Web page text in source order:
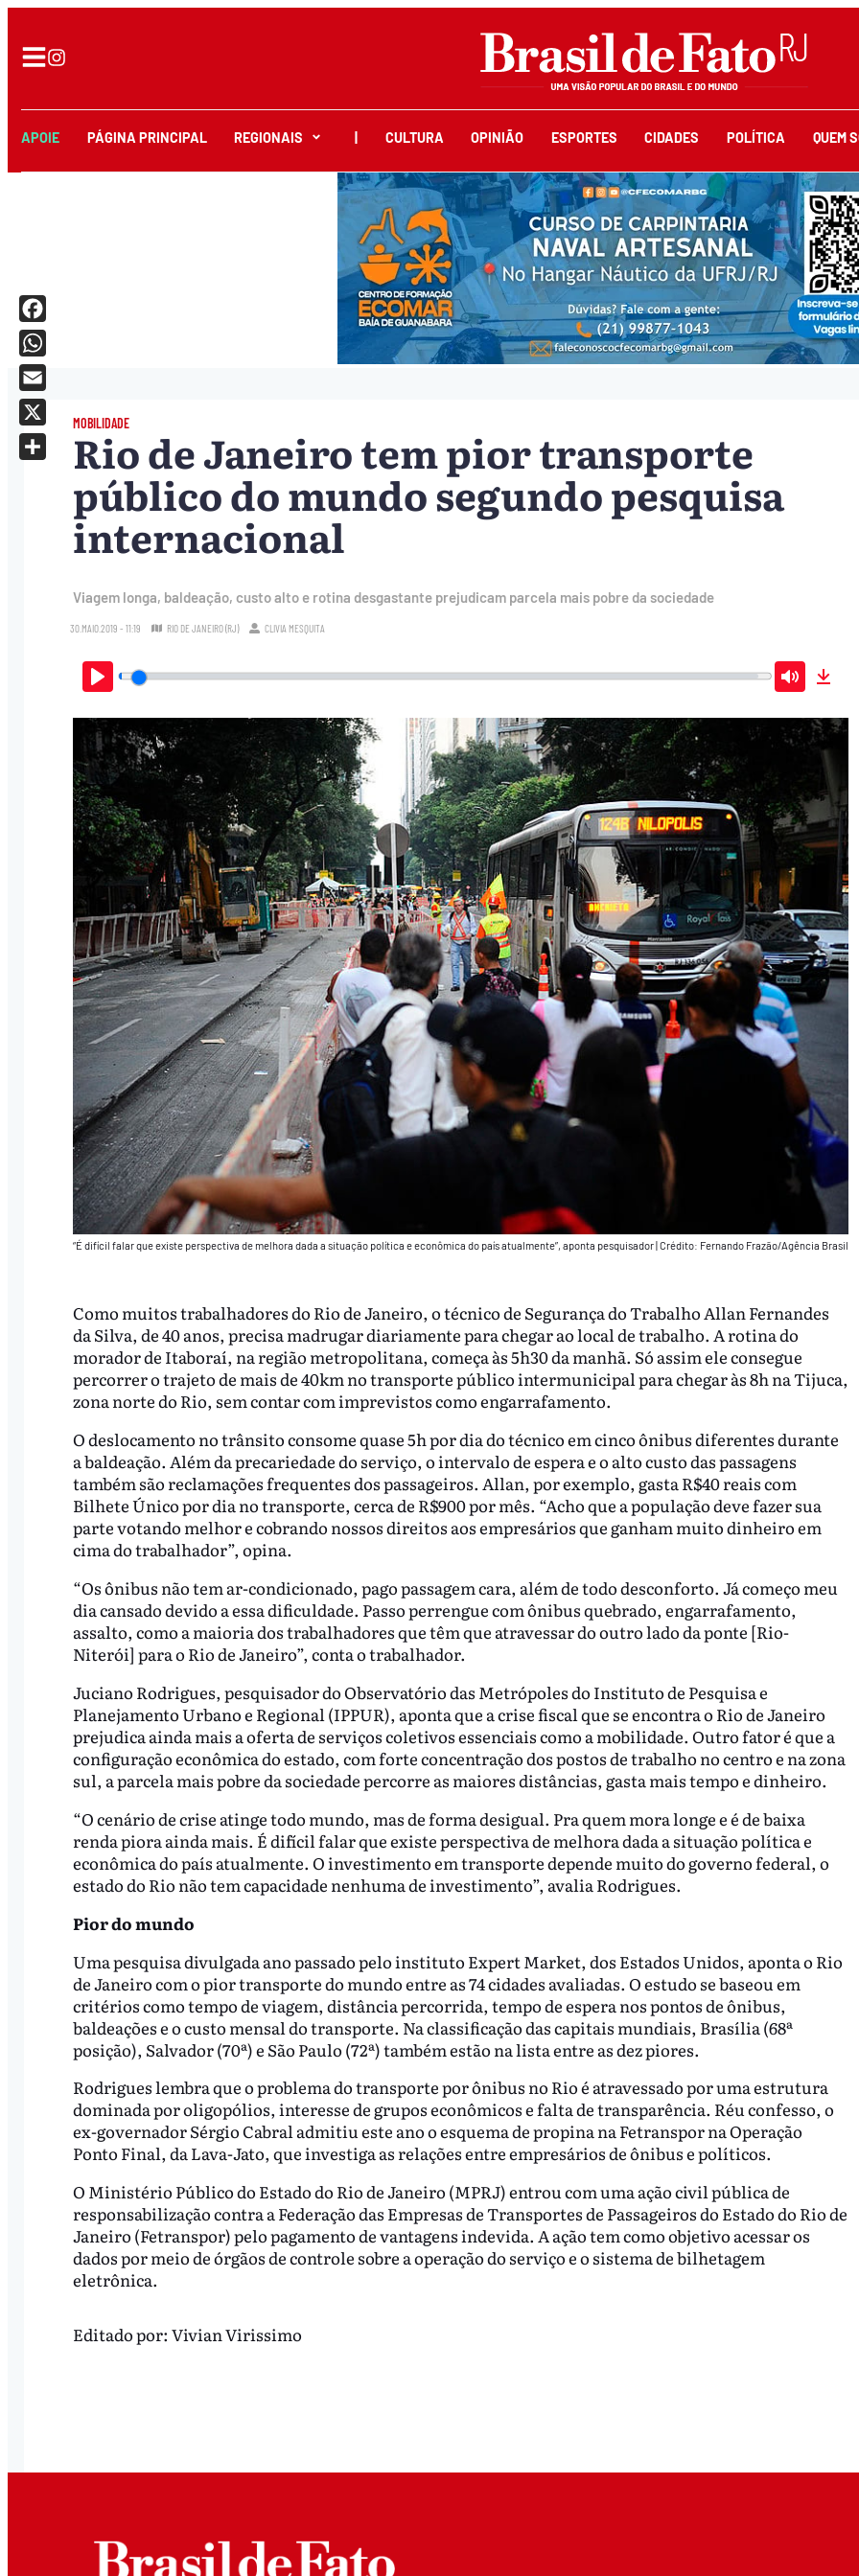
APOIE PÁGINA PRINCIPAL REGIONAIS CULTURA OPINIÃO ESPORTES CIDADES POLÍTICA QUEM
MOBILIDADE
Rio de Janeiro tem pior transporte
público do mundo segundo pesquisa
internacional
Viagem longa, baldeação, custo alto e rotina desgastante prejudicam parcela mais pobre da sociedade
30.MAIO.2019 - 11:19 RIO DE JANEIRO (RJ) CLIVIA MESQUITA
Play Mute
“É difícil falar que existe perspectiva de melhora dada a situação política e econômica do país atualmente”, aponta pesquisador|Crédito: Fernando Frazão/Agência Brasil
Como muitos trabalhadores do Rio de Janeiro, o técnico de Segurança do Trabalho Allan Fernandes
da Silva, de 40 anos, precisa madrugar diariamente para chegar ao local de trabalho. A rotina do
morador de Itaboraí, na região metropolitana, começa às 5h30 da manhã. Só assim ele consegue
percorrer o trajeto de mais de 40km no transporte público intermunicipal para chegar às 8h na Tijuca,
zona norte do Rio, sem contar com imprevistos como engarrafamento.
O deslocamento no trânsito consome quase 5h por dia do técnico em cinco ônibus diferentes durante
a baldeação. Além da precariedade do serviço, o intervalo de espera e o alto custo das passagens
também são reclamações frequentes dos passageiros. Allan, por exemplo, gasta R$40 reais com
Bilhete Único por dia no transporte, cerca de R$900 por mês. “Acho que a população deve fazer sua
parte votando melhor e cobrando nossos direitos aos empresários que ganham muito dinheiro em
cima do trabalhador”, opina.
“Os ônibus não tem ar-condicionado, pago passagem cara, além de todo desconforto. Já começo meu
dia cansado devido a essa dificuldade. Passo perrengue com ônibus quebrado, engarrafamento,
assalto, como a maioria dos trabalhadores que têm que atravessar do outro lado da ponte [Rio-
Niterói] para o Rio de Janeiro”, conta o trabalhador.
Juciano Rodrigues, pesquisador do Observatório das Metrópoles do Instituto de Pesquisa e
Planejamento Urbano e Regional (IPPUR), aponta que a crise fiscal que se encontra o Rio de Janeiro
prejudica ainda mais a oferta de serviços coletivos essenciais como a mobilidade. Outro fator é que a
configuração econômica do estado, com forte concentração dos postos de trabalho no centro e na zona
sul, a parcela mais pobre da sociedade percorre as maiores distâncias, gasta mais tempo e dinheiro.
“O cenário de crise atinge todo mundo, mas de forma desigual. Pra quem mora longe e é de baixa
renda piora ainda mais. É difícil falar que existe perspectiva de melhora dada a situação política e
econômica do país atualmente. O investimento em transporte depende muito do governo federal, o
estado do Rio não tem capacidade nenhuma de investimento”, avalia Rodrigues.
Pior do mundo
Uma pesquisa divulgada ano passado pelo instituto Expert Market, dos Estados Unidos, aponta o Rio
de Janeiro com o pior transporte do mundo entre as 74 cidades avaliadas. O estudo se baseou em
critérios como tempo de viagem, distância percorrida, tempo de espera nos pontos de ônibus,
baldeações e o custo mensal do transporte. Na classificação das capitais mundiais, Brasília (68ª
posição), Salvador (70ª) e São Paulo (72ª) também estão na lista entre as dez piores.
Rodrigues lembra que o problema do transporte por ônibus no Rio é atravessado por uma estrutura
dominada por oligopólios, interesse de grupos econômicos e falta de transparência. Réu confesso, o
ex-governador Sérgio Cabral admitiu este ano o esquema de propina na Fetranspor na Operação
Ponto Final, da Lava-Jato, que investiga as relações entre empresários de ônibus e políticos.
O Ministério Público do Estado do Rio de Janeiro (MPRJ) entrou com uma ação civil pública de
responsabilização contra a Federação das Empresas de Transportes de Passageiros do Estado do Rio de
Janeiro (Fetranspor) pelo pagamento de vantagens indevida. A ação tem como objetivo acessar os
dados por meio de órgãos de controle sobre a operação do serviço e o sistema de bilhetagem
eletrônica.
Facebook
WhatsApp
Email
X
Editado por: Vivian Virissimo